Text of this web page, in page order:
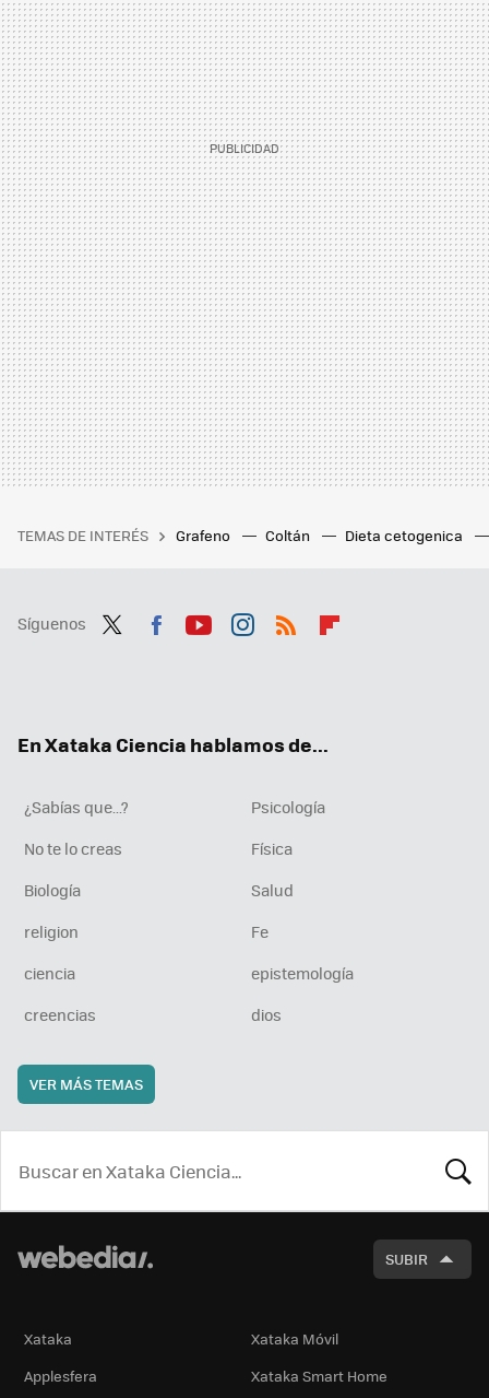
TEMAS DE INTERÉS Grafeno Coltán Dieta cetogenica
Síguenos
En Xataka Ciencia hablamos de...
¿Sabías que...?
Psicología
No te lo creas
Física
Biología
Salud
religion
Fe
ciencia
epistemología
creencias
dios
VER MÁS TEMAS
SUBIR
Xataka
Xataka Móvil
Applesfera
Xataka Smart Home